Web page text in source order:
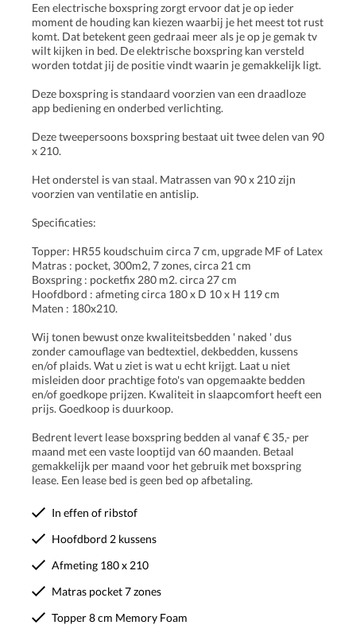
Een electrische boxspring zorgt ervoor dat je op ieder
moment de houding kan kiezen waarbij je het meest tot rust
komt. Dat betekent geen gedraai meer als je op je gemak tv
wilt kijken in bed. De elektrische boxspring kan versteld
worden totdat jij de positie vindt waarin je gemakkelijk ligt.
Deze boxspring is standaard voorzien van een draadloze
app bediening en onderbed verlichting.
Deze tweepersoons boxspring bestaat uit twee delen van 90
x 210.
Het onderstel is van staal. Matrassen van 90 x 210 zijn
voorzien van ventilatie en antislip.
Specificaties:
Topper: HR55 koudschuim circa 7 cm, upgrade MF of Latex
Matras : pocket, 300m2, 7 zones, circa 21 cm
Boxspring : pocketfix 280 m2. circa 27 cm
Hoofdbord : afmeting circa 180 x D 10 x H 119 cm
Maten : 180x210.
Wij tonen bewust onze kwaliteitsbedden ' naked ' dus
zonder camouflage van bedtextiel, dekbedden, kussens
en/of plaids. Wat u ziet is wat u echt krijgt. Laat u niet
misleiden door prachtige foto's van opgemaakte bedden
en/of goedkope prijzen. Kwaliteit in slaapcomfort heeft een
prijs. Goedkoop is duurkoop.
Bedrent levert lease boxspring bedden al vanaf € 35,- per
maand met een vaste looptijd van 60 maanden. Betaal
gemakkelijk per maand voor het gebruik met boxspring
lease. Een lease bed is geen bed op afbetaling.
In effen of ribstof
Hoofdbord 2 kussens
Afmeting 180 x 210
Matras pocket 7 zones
Topper 8 cm Memory Foam